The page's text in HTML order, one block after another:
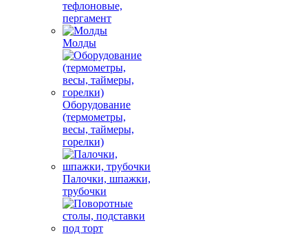
тефлоновые,
пергамент
Молды
Оборудование
(термометры,
весы, таймеры,
горелки)
Палочки, шпажки,
трубочки